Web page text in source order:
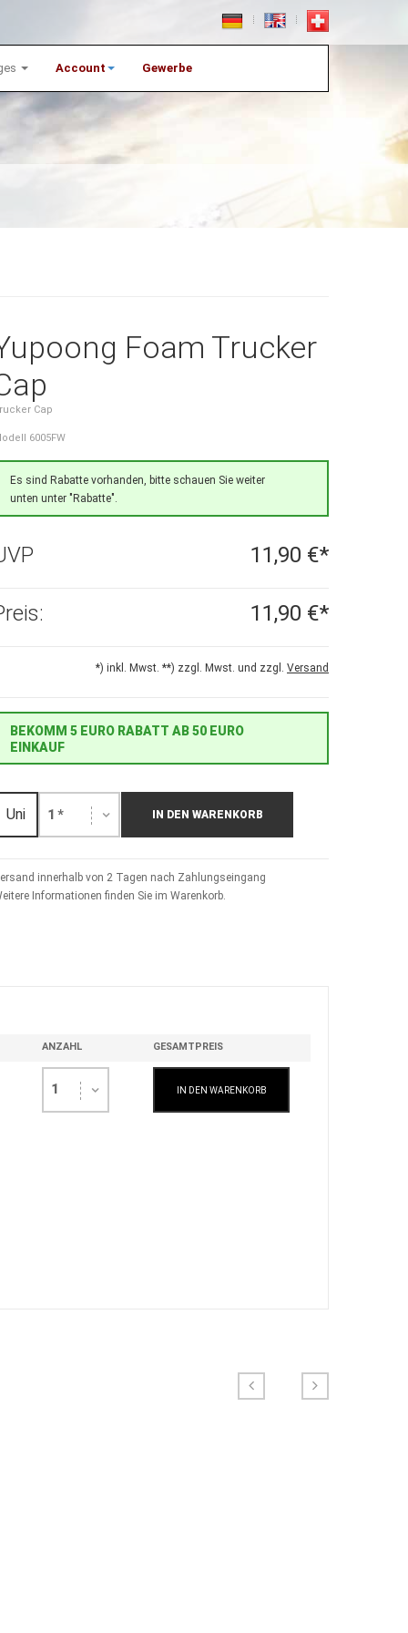
Account Gewerbe
Foam Trucker
Cap
6005FW
Es sind Rabatte vorhanden, bitte schauen Sie weiter
unten unter "Rabatte".
11,90 €*
11,90 €*
*) inkl. Mwst. **) zzgl. Mwst. und zzgl. Versand
BEKOMM 5 EURO RABATT AB 50 EURO
EINKAUF
Uni 1 * IN DEN WARENKORB
innerhalb von 2 Tagen nach Zahlungseingang
Informationen finden Sie im Warenkorb.
ANZAHL GESAMTPREIS
1 IN DEN WARENKORB